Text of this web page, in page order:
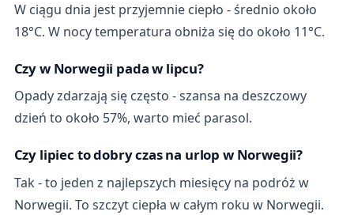
W ciągu dnia jest przyjemnie ciepło - średnio około
18°C. W nocy temperatura obniża się do około 11°C.
Czy w Norwegii pada w lipcu?
Opady zdarzają się często - szansa na deszczowy
dzień to około 57%, warto mieć parasol.
Czy lipiec to dobry czas na urlop w Norwegii?
Tak - to jeden z najlepszych miesięcy na podróż w
Norwegii. To szczyt ciepła w całym roku w Norwegii.